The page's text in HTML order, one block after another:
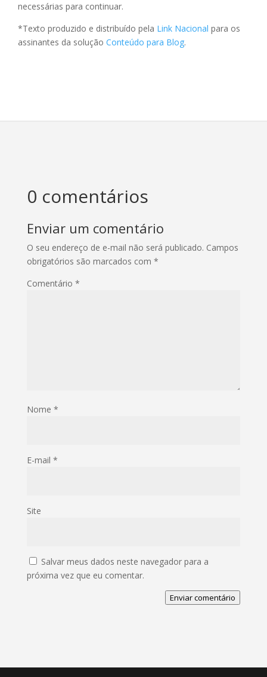
necessárias para continuar.
*Texto produzido e distribuído pela Link Nacional para os
assinantes da solução Conteúdo para Blog.
0 comentários
Enviar um comentário
O seu endereço de e-mail não será publicado. Campos
obrigatórios são marcados com *
Comentário *
Nome *
E-mail *
Site
Salvar meus dados neste navegador para a
próxima vez que eu comentar.
Enviar comentário